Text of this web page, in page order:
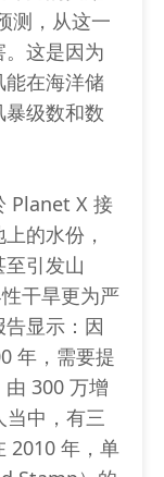
测，从这一
这是因为
在海洋储
级数和数
Planet X 接
的水份，
引发山
干旱更为严
显示：因
年，需要提
300 万增
当中，有三
2010 年，单